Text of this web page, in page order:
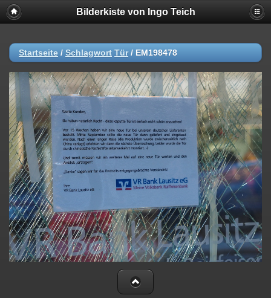
Bilderkiste von Ingo Teich
Startseite / Schlagwort Tür/ EM198478